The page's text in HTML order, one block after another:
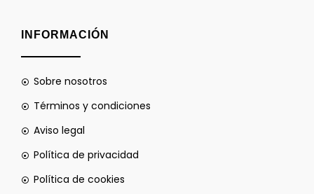
INFORMACIÓN
Sobre nosotros
Términos y condiciones
Aviso legal
Política de privacidad
Política de cookies